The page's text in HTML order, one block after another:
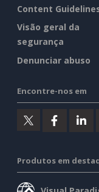
Content
Visão geral da
segurança
Denunciar abuso
Encontre-nos em
Produtos em